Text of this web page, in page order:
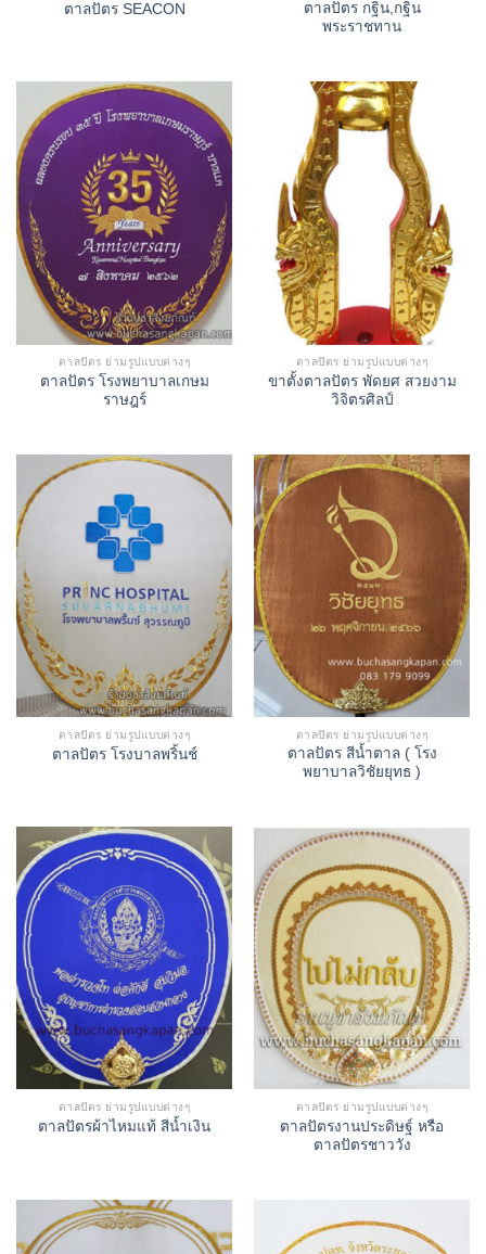
ตาลปัตร SEACON
ตาลปัตร กฐิน,กฐิน
พระราชทาน
ตาลปัตร ย่ามรูปแบบต่างๆ
ตาลปัตร โรงพยาบาลเกษม
ราษฎร์
ตาลปัตร ย่ามรูปแบบต่างๆ
ขาตั้งตาลปัตร พัดยศ สวยงาม
วิจิตรศิลป์
ตาลปัตร ย่ามรูปแบบต่างๆ
ตาลปัตร โรงบาลพริ้นช์
ตาลปัตร ย่ามรูปแบบต่างๆ
ตาลปัตร สีน้ำตาล ( โรง
พยาบาลวิชัยยุทธ )
ตาลปัตร ย่ามรูปแบบต่างๆ
ตาลปัตรผ้าไหมแท้ สีน้ำเงิน
ตาลปัตร ย่ามรูปแบบต่างๆ
ตาลปัตรงานประดิษฐ์ หรือ
ตาลปัตรชาววัง